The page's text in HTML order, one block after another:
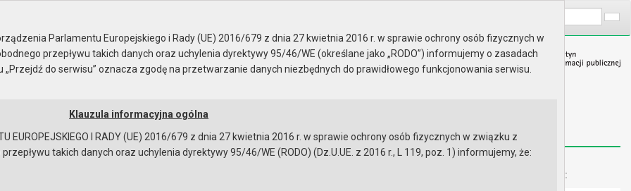
Instrukcja korzystania Dostępność
Menu dodatkowe:
Parlamentu Europejskiego i Rady (UE) 2016/679 z dnia 27 kwietnia 2016 r. w sprawie ochrony osób fizycznych w
przepływu takich danych oraz uchylenia dyrektywy 95/46/WE (określane jako „RODO”) informujemy o zasadach
do serwisu” oznacza zgodę na przetwarzanie danych niezbędnych do prawidłowego funkcjonowania serwisu.
Klauzula informacyjna ogólna
EUROPEJSKIEGO I RADY (UE) 2016/679 z dnia 27 kwietnia 2016 r. w sprawie ochrony osób fizycznych w związku z
takich danych oraz uchylenia dyrektywy 95/46/WE (RODO) (Dz.U.UE. z 2016 r., L 119, poz. 1) informujemy, że: